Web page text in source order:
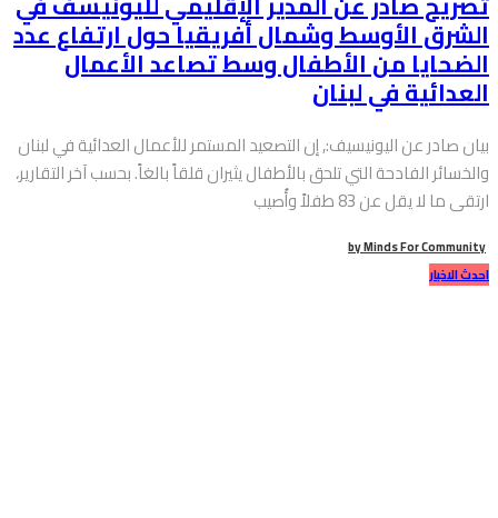
الشرق الأوسط وشمال أفريقيا حول ارتفاع عدد
الضحايا من الأطفال وسط تصاعد الأعمال
العدائية في لبنان
بيان صادر عن اليونيسيف:, إن التصعيد المستمر للأعمال العدائية في لبنان
والخسائر الفادحة التي تلحق بالأطفال يثيران قلقاً بالغاً. بحسب آخر التقارير،
ارتقى ما لا يقل عن 83 طفلاً وأُصيب
byMinds For Community
احدث الاخبار